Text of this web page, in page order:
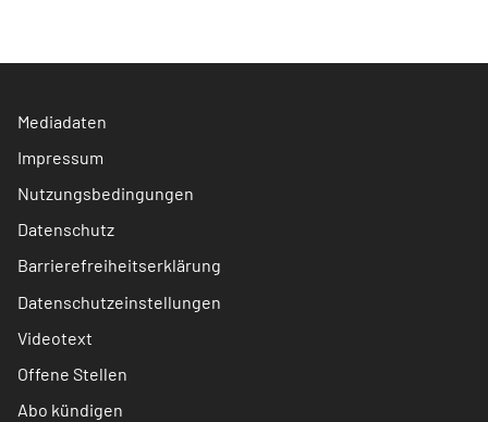
Mediadaten
Impressum
Nutzungsbedingungen
Datenschutz
Barrierefreiheitserklärung
Datenschutzeinstellungen
Videotext
Offene Stellen
Abo kündigen